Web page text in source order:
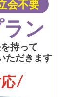
会不要
ン
持って
ただきます